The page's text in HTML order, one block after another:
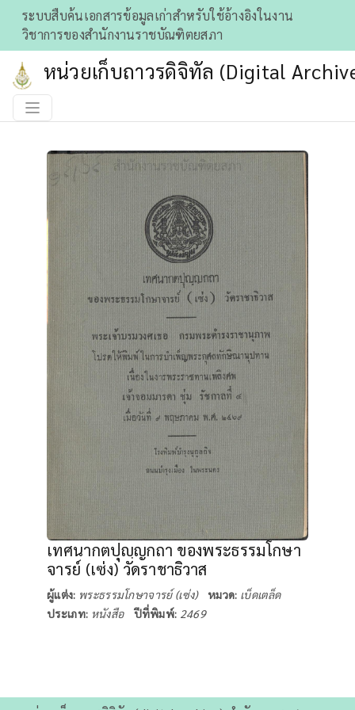
ระบบสืบค้นเอกสารข้อมูลเก่าสําหรับใช้อ้างอิงในงาน
วิชาการของสำนักงานราชบัณฑิตยสภา
หน่วยเก็บถาวรดิจิทัล (Digital
เทศนากตปุญฺญกถา ของพระธรรมโกษา
จารย์ (เซ่ง) วัดราชาธิวาส
ผู้แต่ง: พระธรรมโกษาจารย์ (เซ่ง) หมวด: เบ็ดเตล็ด
ประเภท: หนังสือ ปีที่พิมพ์: 2469